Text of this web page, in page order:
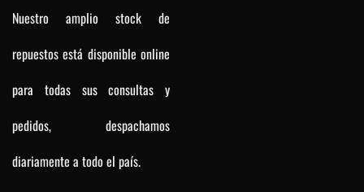
Nuestro amplio stock de
repuestos está disponible online
para todas sus consultas y
pedidos, despachamos
diariamente a todo el país.